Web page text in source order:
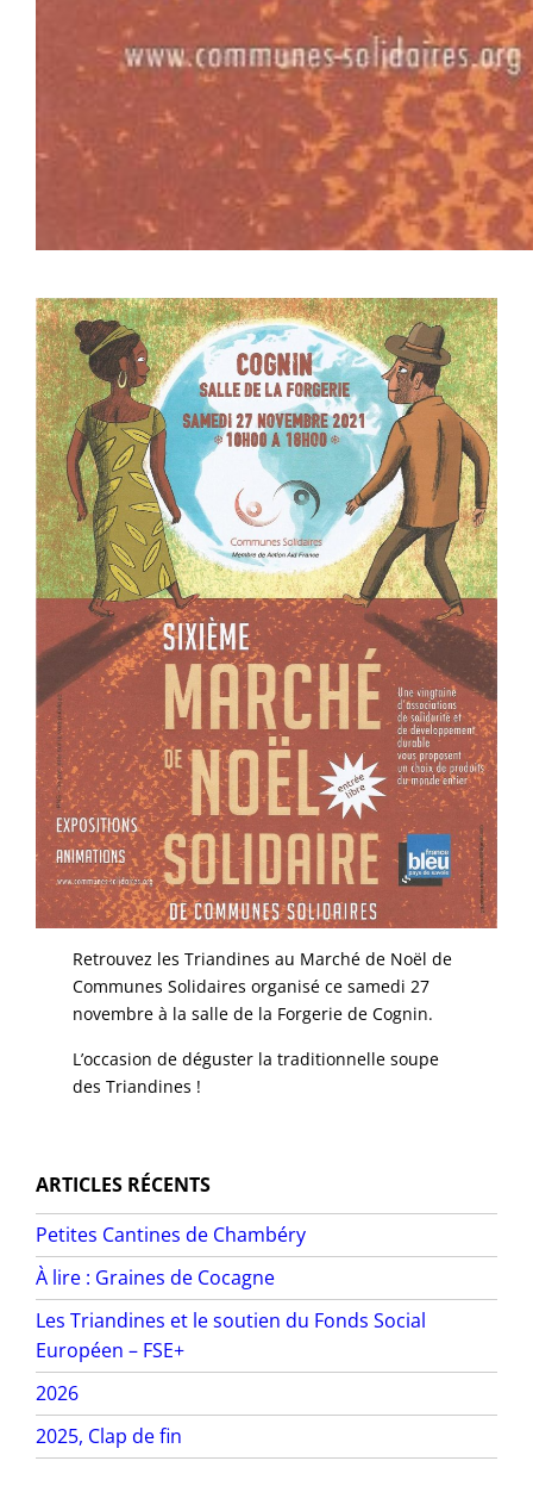
Retrouvez les Triandines au Marché de Noël de
Communes Solidaires organisé ce samedi 27
novembre à la salle de la Forgerie de Cognin.
L’occasion de déguster la traditionnelle soupe
des Triandines !
ARTICLES RÉCENTS
Petites Cantines de Chambéry
À lire : Graines de Cocagne
Les Triandines et le soutien du Fonds Social
Européen – FSE+
2026
2025, Clap de fin